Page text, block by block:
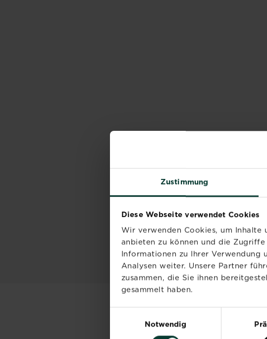
Zustimmung
Diese Webseite verwendet Cookies
Wir verwenden Cookies, um Inhalte
anbieten zu können und die
Informationen zu Ihrer Verwendung
Analysen weiter. Unsere Partner
zusammen, die Sie ihnen
gesammelt haben.
Notwendig